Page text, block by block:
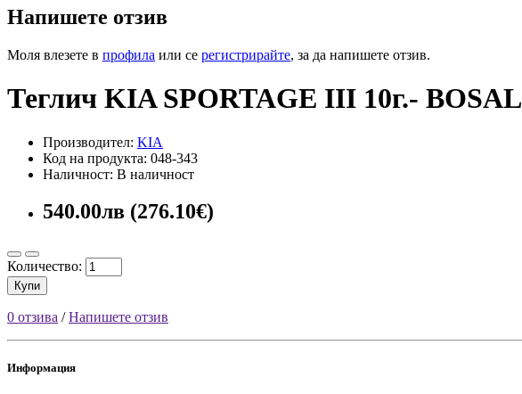
Напишете отзив
Моля влезете в профила или се регистрирайте, за да напишете отзив.
Теглич KIA SPORTAGE III 10г.- BOSAL
Производител: KIA
Код на продукта: 048-343
Наличност: В наличност
540.00лв (276.10€)
Количество:
Купи
0 отзива /Напишете отзив
Информация